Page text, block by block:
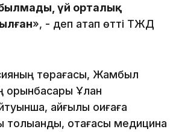
үй орталық
», - деп атап өтті ТЖД
төрағасы, Жамбыл
орынбасары Ұлан
қайғылы оқиғаға
толыққанды, отағасы медицина